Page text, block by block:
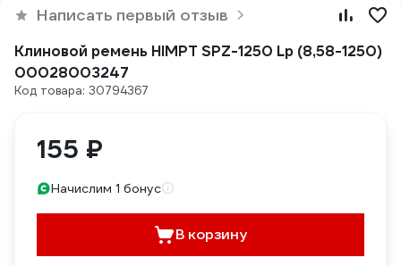
Написать первый отзыв
Клиновой ремень HIMPT SPZ-1250 Lp (8,58-1250)
00028003247
Код товара: 30794367
155 ₽
Начислим 1 бонус
В корзину